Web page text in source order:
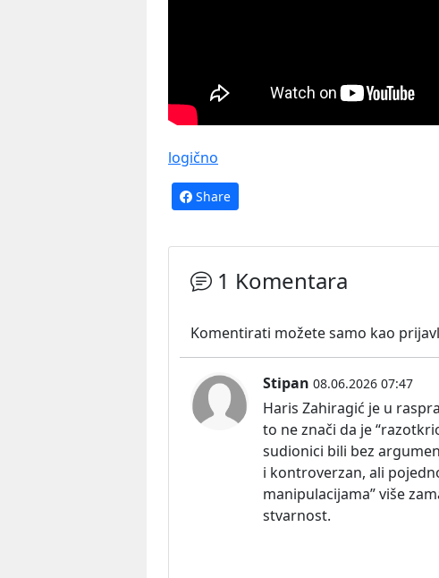
logično
Share
1 Komentara
Komentirati možete samo kao
Stipan 08.06.2026 07:47
Haris Zahiragić je u
to ne znači da je
sudionici bili bez
i kontroverzan, ali
manipulacijama” više
stvarnost.